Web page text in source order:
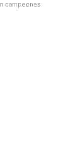
campeones